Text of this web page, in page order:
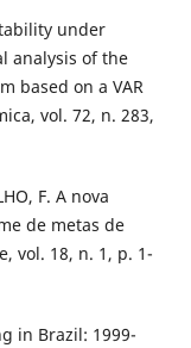
under
analysis of the
based on a VAR
vol. 72, n. 283,
F. A nova
de metas de
vol. 18, n. 1, p. 1-
in Brazil: 1999-